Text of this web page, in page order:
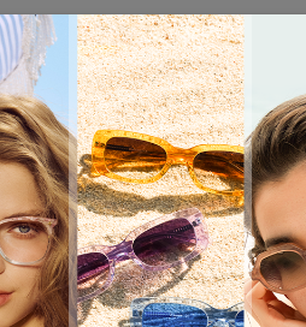
de Clientes(6)
Ancho de la montura: 130 mm
Bisagra de resorte: No